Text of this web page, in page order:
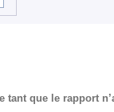
tant que le rapport